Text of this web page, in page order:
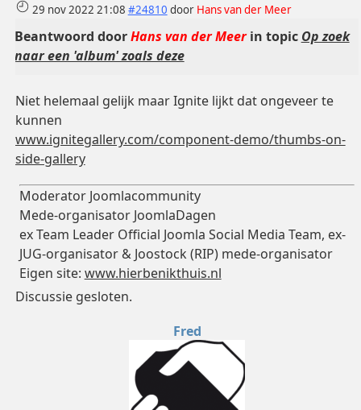
29 nov 2022 21:08 #24810 door Hans van der Meer
Beantwoord doorHans van der Meerin topic Op zoek
naar een 'album' zoals deze
Niet helemaal gelijk maar Ignite lijkt dat ongeveer te
kunnen
www.ignitegallery.com/component-demo/thumbs-on-
side-gallery
Moderator Joomlacommunity
Mede-organisator JoomlaDagen
ex Team Leader Official Joomla Social Media Team, ex-
JUG-organisator & Joostock (RIP) mede-organisator
Eigen site: www.hierbenikthuis.nl
Discussie gesloten.
Fred